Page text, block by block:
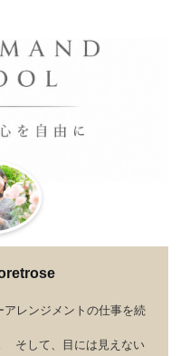
レンジメントの仕事を続
そして、目には見えない